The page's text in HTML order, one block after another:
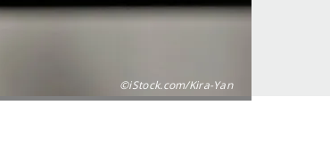
©iStock.com/Kira-Yan